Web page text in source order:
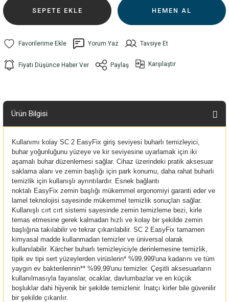
SEPETE EKLE HEMEN AL
Yorum Yaz Tavsiye Et
Fiyatı Düşünce Haber Ver Paylaş Karşılaştır
Ürün Bilgisi
Kullanımı kolay SC 2 EasyFix giriş seviyesi buharlı temizleyici,
buhar yoğunluğunu yüzeye ve kir seviyesine uyarlamak için iki
aşamalı buhar düzenlemesi sağlar. Cihaz üzerindeki pratik aksesuar
saklama alanı ve zemin başlığı için park konumu, daha rahat buharlı
temizlik için kullanışlı ayrıntılardır. Esnek bağlantı
noktalı EasyFix zemin başlığı mükemmel ergonomiyi garanti eder ve
lamel teknolojisi sayesinde mükemmel temizlik sonuçları sağlar.
Kullanışlı cırt cırt sistemi sayesinde zemin temizleme bezi, kirle
temas etmesine gerek kalmadan hızlı ve kolay bir şekilde zemin
başlığına takılabilir ve tekrar çıkarılabilir. SC 2 EasyFix tamamen
kimyasal madde kullanmadan temizler ve üniversal olarak
kullanılabilir. Kärcher buharlı temizleyiciyle derinlemesine temizlik,
tipik ev tipi sert yüzeylerden virüslerin* %99,999'una kadarını ve tüm
yaygın ev bakterilerinin** %99,99'unu temizler. Çeşitli aksesuarların
kullanılmasıyla fayanslar, ocaklar, davlumbazlar ve en küçük
boşluklar dahi hijyenik bir şekilde temizlenir. İnatçı kirler bile güvenilir
bir şekilde çıkarılır.